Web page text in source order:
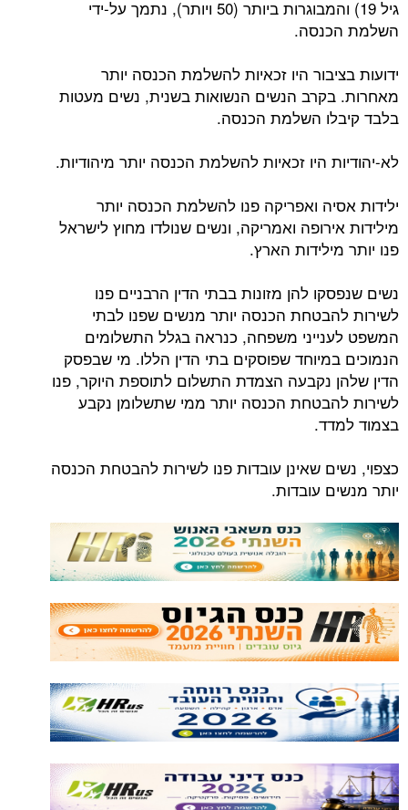
גיל 19) והמבוגרות ביותר (50 ויותר), נתמך על-ידי
היו זכאיות להשלמת הכנסה יותר
הנשים הנשואות בשנית, נשים מעטות
השלמת הכנסה.
היו זכאיות להשלמת הכנסה יותר מיהודיות.
ואפריקה פנו להשלמת הכנסה יותר
ואמריקה, ונשים שנולדו מחוץ לישראל
הארץ.
להן מזונות בבתי הדין הרבניים פנו
הכנסה יותר מנשים שפנו לבתי
משפחה, כנראה בגלל התשלומים
שפוסקים בתי הדין הללו. מי שבפסק
נקבעה הצמדת התשלום לתוספת היוקר, פנו
הכנסה יותר ממי שתשלומן נקבע
שאינן עובדות פנו לשירות להבטחת הכנסה
עובדות.